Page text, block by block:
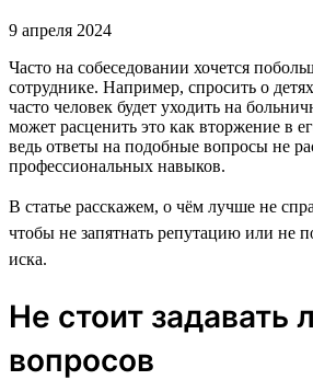
9 апреля 2024
Часто на собеседовании хочется
сотруднике. Например, спросить о
часто человек будет уходить на
может расценить это как вторжение в
ведь ответы на подобные вопросы не
профессиональных навыков.
В статье расскажем, о чём лучше не
чтобы не запятнать репутацию или не
иска.
Не стоит задавать
вопросов